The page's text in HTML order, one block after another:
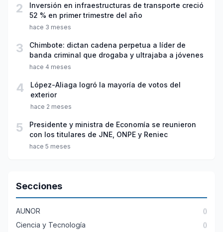
2
Inversión en infraestructuras de transporte creció
52 % en primer trimestre del año
hace 3 meses
3
Chimbote: dictan cadena perpetua a líder de
banda criminal que drogaba y ultrajaba a jóvenes
hace 4 meses
4
López-Aliaga logró la mayoría de votos del
exterior
hace 2 meses
5
Presidente y ministra de Economía se reunieron
con los titulares de JNE, ONPE y Reniec
hace 5 meses
Secciones
AUNOR ()
Ciencia y Tecnología ()